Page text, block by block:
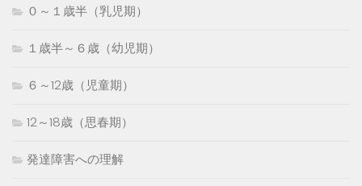
０～１歳半（乳児期）
１歳半～６歳（幼児期）
６～12歳（児童期）
12～18歳（思春期）
発達障害への理解